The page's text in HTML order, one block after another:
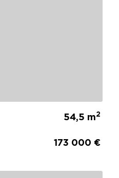
54,5 m2
173 000 €